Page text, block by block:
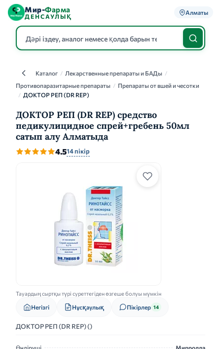
Мир-Фарма
ДЕНСАУЛЫҚ
Алматы
КаталогКаталог / Лекарственные препараты и БАДы /
Противопаразитарные препараты / Препараты от вшей и чесотки
/ ДОКТОР РЕП (DR REP)
ДОКТОР РЕП (DR REP) средство
педикулицидное спрей+гребень 50мл
сатып алу Алматыда
4.514 пікір
Тауардың сыртқы түрі суреттегіден өзгеше болуы мүмкін
Негізгі Нұсқаулық Пікірлер 14
ДОКТОР РЕП (DR REP) ()
Өндіруші Мирролла